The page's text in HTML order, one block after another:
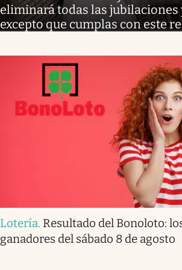
eliminará todas las jubilaciones
excepto que cumplas con este
Lotería. Resultado del Bonoloto:
ganadores del sábado 8 de agosto